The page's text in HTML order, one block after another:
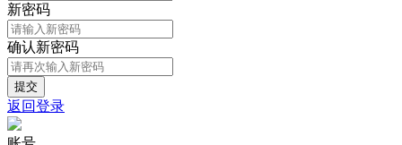
新密码
确认新密码
返回登录